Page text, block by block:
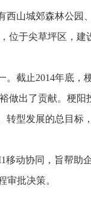
HR人力资源管理
数智赋能人力，全域一
西山城郊森林公园
位于尖草坪区，建
。截止2014年底，
做出了贡献。梗阳
转型发展的总目标
移动协同，旨帮助
审批决策。